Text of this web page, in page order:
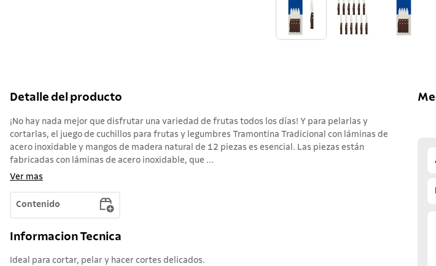
Detalle del producto
¡No hay nada mejor que disfrutar una variedad de frutas todos los días! Y para pelarlas y
cortarlas, el juego de cuchillos para frutas y legumbres Tramontina Tradicional con láminas de
acero inoxidable y mangos de madera natural de 12 piezas es esencial. Las piezas están
fabricadas con láminas de acero inoxidable, que ...
Ver mas
Contenido
Informacion Tecnica
Ideal para cortar, pelar y hacer cortes delicados.